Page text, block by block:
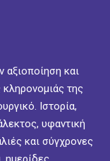
αξιοποίηση και
κληρονομιάς της
Ιστορία,
υφαντική
και σύγχρονες